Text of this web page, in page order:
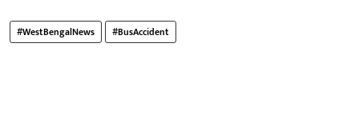
#WestBengalNews #BusAccident